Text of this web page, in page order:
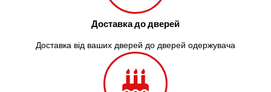
Доставка до дверей
Доставка від ваших дверей до дверей одержувача